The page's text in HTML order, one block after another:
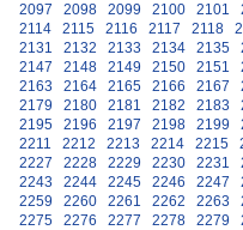
2097
2098 2099 2100 2101
2114
2115 2116 2117 2118
2131
2132 2133 2134 2135
2147
2148 2149 2150 2151
2163
2164 2165 2166 2167
2179
2180 2181 2182 2183
2195
2196 2197 2198 2199
2211
2212 2213 2214 2215
2227
2228 2229 2230 2231
2243
2244 2245 2246 2247
2259
2260 2261 2262 2263
2275
2276 2277 2278 2279